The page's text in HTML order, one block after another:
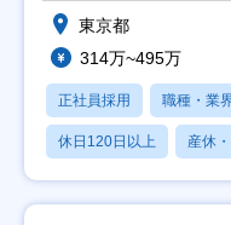
東京都
314万~495万
正社員採用 職種・業
休日120日以上 産休